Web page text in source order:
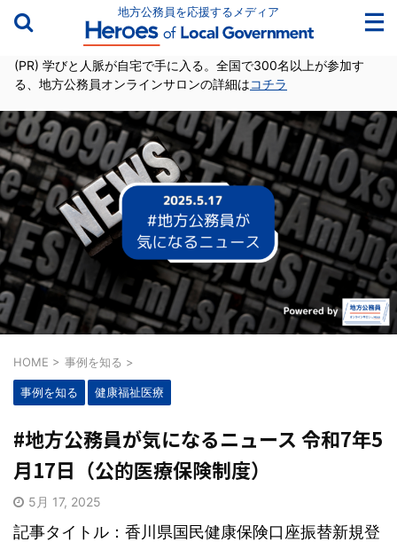
地方公務員を応援するメディア
(PR) 学びと人脈が自宅で手に入る。全国で300名以上が参加す
る、地方公務員オンラインサロンの詳細はコチラ
HOME > 事例を知る >
事例を知る 健康福祉医療
#地方公務員が気になるニュース 令和7年5
月17日（公的医療保険制度）
5月 17, 2025
記事タイトル：香川県国民健康保険口座振替新規登